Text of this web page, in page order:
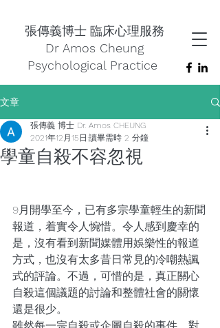
張傳義博士 臨床心理服務
Dr Amos Cheung
Psychological Practice
文章
學童自殺不容忽視
張傳義 博士 Dr. Amos CHEUNG
2021年12月15日 讀畢需時 2 分鐘
9月開學至今，已有多宗學童輕生的新聞
報道，着實令人惋惜。令人感到慶幸的
是，沒有看到新聞媒體用娛樂性的報道
方式，也沒有太多昔日常見的冷嘲熱諷
式的評論。不過，可惜的是，真正關心
自殺這個議題的討論和整體社會的關懷
還是很少。